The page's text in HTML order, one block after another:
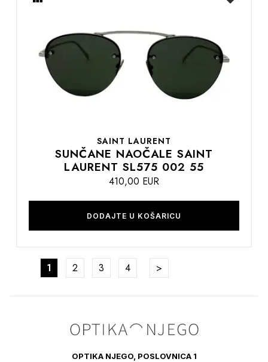
SAINT LAURENT
SUNČANE NAOČALE SAINT
LAURENT SL575 002 55
410,00 EUR
DODAJTE U KOŠARICU
StranicaTrenutno pregledavate stranicu
1 Stranica
2 Stranica
3 Stranica
4 Stranica
Nastavite na podatke za
OPTIKA NJEGO, POSLOVNICA 1